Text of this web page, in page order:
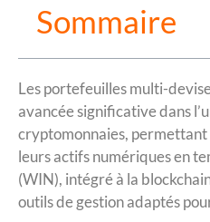
Sommaire
Les portefeuilles multi-
avancée significative dans
cryptomonnaies,
leurs actifs numériques en
(WIN), intégré à la
outils de gestion adaptés